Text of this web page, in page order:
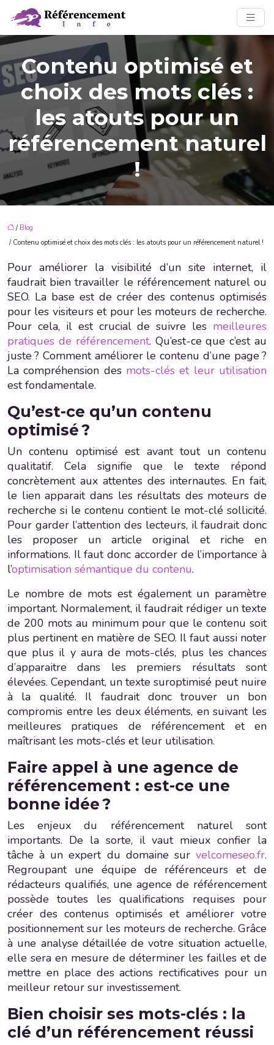
Contenu optimisé et
choix des mots clés :
les atouts pour un
référencement naturel
!
/ Blog
/ Contenu optimisé et choix des mots clés : les atouts pour un référencement naturel !
Pour améliorer la visibilité d’un site internet, il
faudrait bien travailler le référencement naturel ou
SEO. La base est de créer des contenus optimisés
pour les visiteurs et pour les moteurs de recherche.
Pour cela, il est crucial de suivre les meilleures
pratiques de référencement. Qu’est-ce que c’est au
juste ? Comment améliorer le contenu d’une page ?
La compréhension des mots-clés et leur utilisation
est fondamentale.
Qu’est-ce qu’un contenu
optimisé ?
Un contenu optimisé est avant tout un contenu
qualitatif. Cela signifie que le texte répond
concrètement aux attentes des internautes. En fait,
le lien apparait dans les résultats des moteurs de
recherche si le contenu contient le mot-clé sollicité.
Pour garder l’attention des lecteurs, il faudrait donc
les proposer un article original et riche en
informations. Il faut donc accorder de l’importance à
l’optimisation sémantique du contenu.
Le nombre de mots est également un paramètre
important. Normalement, il faudrait rédiger un texte
de 200 mots au minimum pour que le contenu soit
plus pertinent en matière de SEO. Il faut aussi noter
que plus il y aura de mots-clés, plus les chances
d’apparaitre dans les premiers résultats sont
élevées. Cependant, un texte suroptimisé peut nuire
à la qualité. Il faudrait donc trouver un bon
compromis entre les deux éléments, en suivant les
meilleures pratiques de référencement et en
maîtrisant les mots-clés et leur utilisation.
Faire appel à une agence de
référencement : est-ce une
bonne idée ?
Les enjeux du référencement naturel sont
importants. De la sorte, il vaut mieux confier la
tâche à un expert du domaine sur velcomeseo.fr.
Regroupant une équipe de référenceurs et de
rédacteurs qualifiés, une agence de référencement
possède toutes les qualifications requises pour
créer des contenus optimisés et améliorer votre
positionnement sur les moteurs de recherche. Grâce
à une analyse détaillée de votre situation actuelle,
elle sera en mesure de déterminer les failles et de
mettre en place des actions rectificatives pour un
meilleur retour sur investissement.
Bien choisir ses mots-clés : la
clé d’un référencement réussi